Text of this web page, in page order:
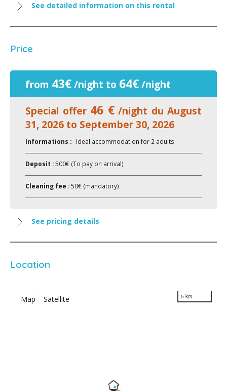
See detailed information on this rental
Price
from 43€/night to 64€/night
Special offer 46 €/night du August
31, 2026 to September 30, 2026
Informations : Ideal accommodation for 2 adults
Deposit :500€ (To pay on arrival)
Cleaning fee :50€ (mandatory)
See pricing details
Location
Map Satellite 5 km